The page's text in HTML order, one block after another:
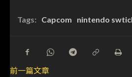
Tags: Capcom nintendo
前一篇文章